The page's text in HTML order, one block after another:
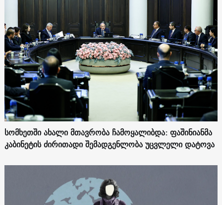
სომხეთში ახალი მთავრობა ჩამოყალიბდა: ფაშინიანმა
კაბინეტის ძირითადი შემადგენლობა უცვლელი დატოვა